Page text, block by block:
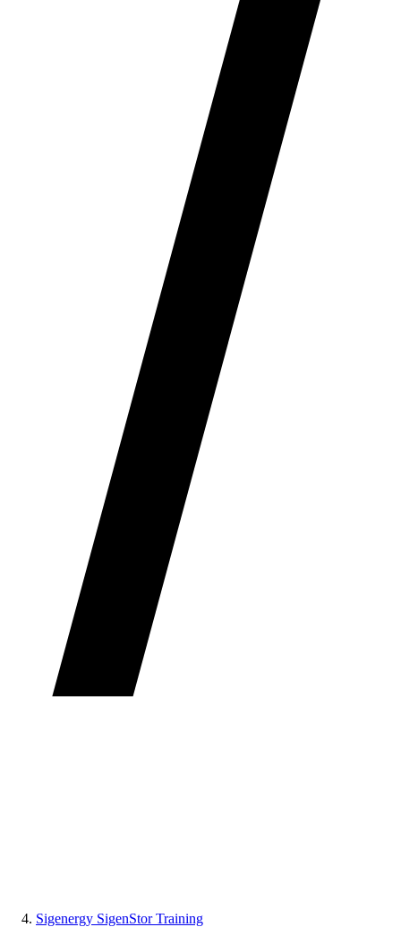
Sigenergy SigenStor Training